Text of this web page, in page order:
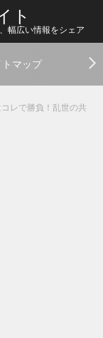
ト
幅広い情報をシェア
トマップ
コレで勝負！乱世の共